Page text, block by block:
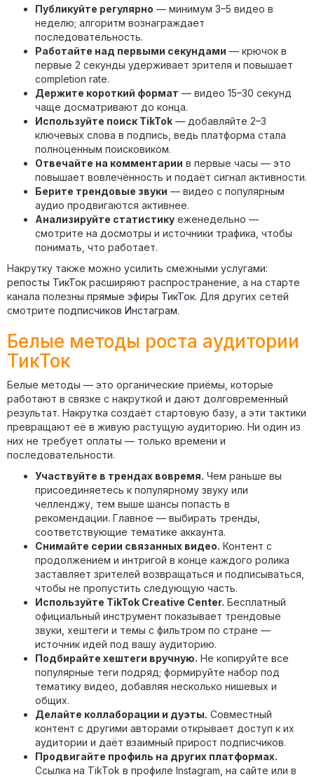
Публикуйте регулярно — минимум 3–5 видео в
неделю; алгоритм вознаграждает
последовательность.
Работайте над первыми секундами — крючок в
первые 2 секунды удерживает зрителя и повышает
completion rate.
Держите короткий формат — видео 15–30 секунд
чаще досматривают до конца.
Используйте поиск TikTok — добавляйте 2–3
ключевых слова в подпись, ведь платформа стала
полноценным поисковиком.
Отвечайте на комментарии в первые часы — это
повышает вовлечённость и подаёт сигнал активности.
Берите трендовые звуки — видео с популярным
аудио продвигаются активнее.
Анализируйте статистику еженедельно —
смотрите на досмотры и источники трафика, чтобы
понимать, что работает.
Накрутку также можно усилить смежными услугами:
репосты ТикТок расширяют распространение, а на старте
канала полезны прямые эфиры ТикТок. Для других сетей
смотрите подписчиков Инстаграм.
Белые методы роста аудитории
ТикТок
Белые методы — это органические приёмы, которые
работают в связке с накруткой и дают долговременный
результат. Накрутка создаёт стартовую базу, а эти тактики
превращают её в живую растущую аудиторию. Ни один из
них не требует оплаты — только времени и
последовательности.
Участвуйте в трендах вовремя. Чем раньше вы
присоединяетесь к популярному звуку или
челленджу, тем выше шансы попасть в
рекомендации. Главное — выбирать тренды,
соответствующие тематике аккаунта.
Снимайте серии связанных видео. Контент с
продолжением и интригой в конце каждого ролика
заставляет зрителей возвращаться и подписываться,
чтобы не пропустить следующую часть.
Используйте TikTok Creative Center. Бесплатный
официальный инструмент показывает трендовые
звуки, хештеги и темы с фильтром по стране —
источник идей под вашу аудиторию.
Подбирайте хештеги вручную. Не копируйте все
популярные теги подряд; формируйте набор под
тематику видео, добавляя несколько нишевых и
общих.
Делайте коллаборации и дуэты. Совместный
контент с другими авторами открывает доступ к их
аудитории и даёт взаимный прирост подписчиков.
Продвигайте профиль на других платформах.
Ссылка на TikTok в профиле Instagram, на сайте или в